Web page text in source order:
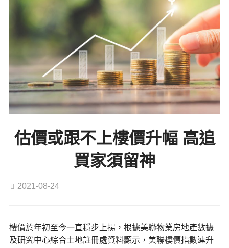
估價或跟不上樓價升幅 高追
買家須留神
2021-08-24
樓價於年初至今一直穩步上揚，根據美聯物業房地產數據
及研究中心綜合土地註冊處資料顯示，美聯樓價指數連升